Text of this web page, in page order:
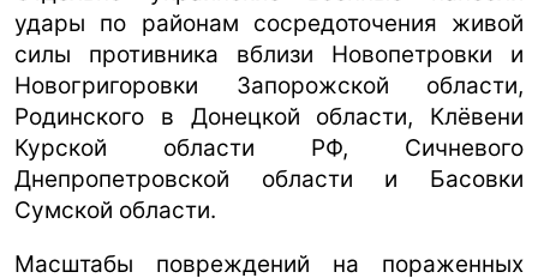
удары по районам сосредоточения живой
силы противника вблизи Новопетровки и
Новогригоровки Запорожской области,
Родинского в Донецкой области, Клёвени
Курской области РФ, Сичневого
Днепропетровской области и Басовки
Сумской области.
Масштабы повреждений на пораженных